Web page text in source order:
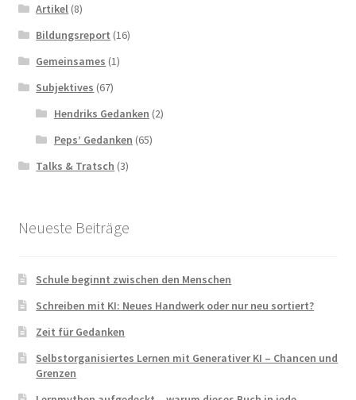
Artikel (8)
Bildungsreport (16)
Gemeinsames (1)
Subjektives (67)
Hendriks Gedanken (2)
Peps’ Gedanken (65)
Talks & Tratsch (3)
Neueste Beiträge
Schule beginnt zwischen den Menschen
Schreiben mit KI: Neues Handwerk oder nur neu sortiert?
Zeit für Gedanken
Selbstorganisiertes Lernen mit Generativer KI – Chancen und
Grenzen